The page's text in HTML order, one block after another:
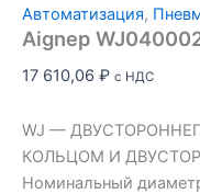
Автоматизация,
Aignep
17 610,06 ₽ с НДС
WJ —
КОЛЬЦОМ И
Номинальный